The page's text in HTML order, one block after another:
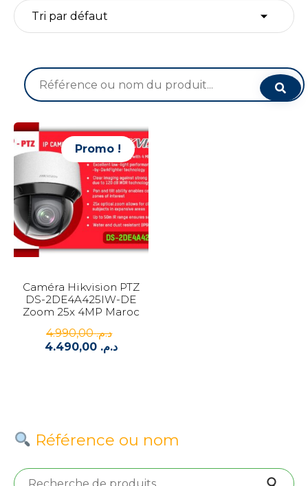
Recherche
pour :
Promo !
Caméra Hikvision PTZ
DS-2DE4A425IW-DE
Zoom 25x 4MP Maroc
د.م.4.990,00
prixد.م. 4.490,00
Le
Référence ou nom
Recherche pour :